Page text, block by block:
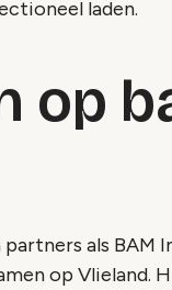
laden.
op
als BAM
op Vlieland.